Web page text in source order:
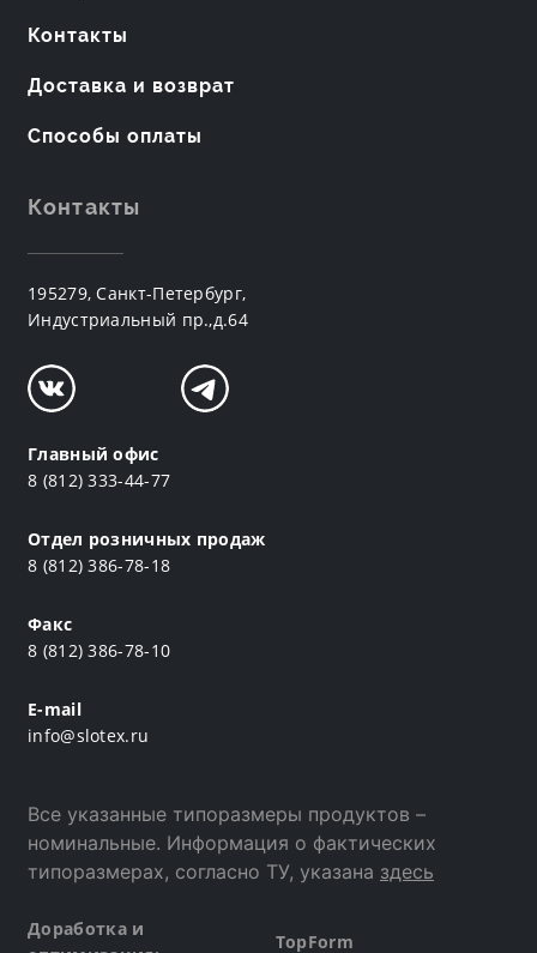
Контакты
Доставка и возврат
Способы оплаты
Контакты
195279, Санкт-Петербург,
Индустриальный пр.,д.64
Главный офис
8 (812) 333-44-77
Отдел розничных продаж
8 (812) 386-78-18
Факс
8 (812) 386-78-10
E-mail
info@slotex.ru
Все указанные типоразмеры продуктов –
номинальные. Информация о фактических
типоразмерах, согласно ТУ, указана здесь
Доработка и
TopForm